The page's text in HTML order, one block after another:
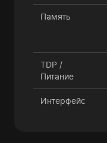
Память
TDP /
Питание
Интерфейс